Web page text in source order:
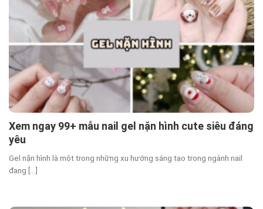
Xem ngay 99+ mẫu nail gel nặn hình cute siêu đáng
yêu
Gel nặn hình là một trong những xu hướng sáng tạo trong ngành nail
đang [...]